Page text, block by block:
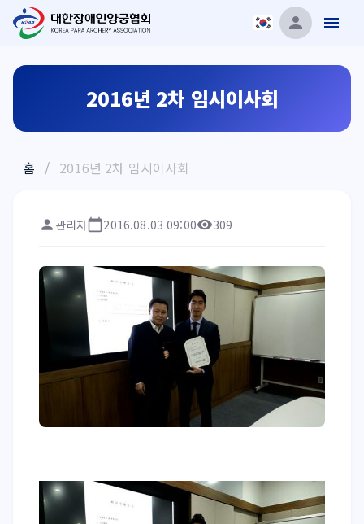
2016년 2차 임시이사회
홈 / 2016년 2차 임시이사회
관리자 2016.08.03 09:00 309